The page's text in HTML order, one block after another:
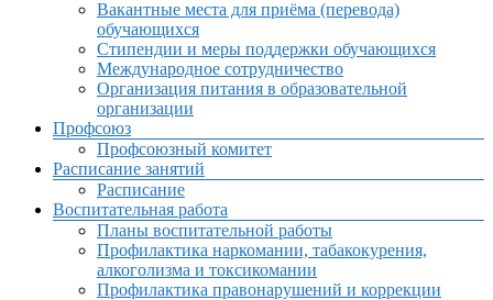
Вакантные места для приёма (перевода)
обучающихся
Стипендии и меры поддержки обучающихся
Международное сотрудничество
Организация питания в образовательной
организации
Профсоюз
Профсоюзный комитет
Расписание занятий
Расписание
Воспитательная работа
Планы воспитательной работы
Профилактика наркомании, табакокурения,
алкоголизма и токсикомании
Профилактика правонарушений и коррекции